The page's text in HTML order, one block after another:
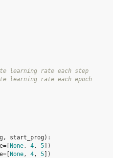
learning rate each step
learning rate each epoch
, start_prog ):
= None, 4, 5 ])
= None, 4, 5 ])